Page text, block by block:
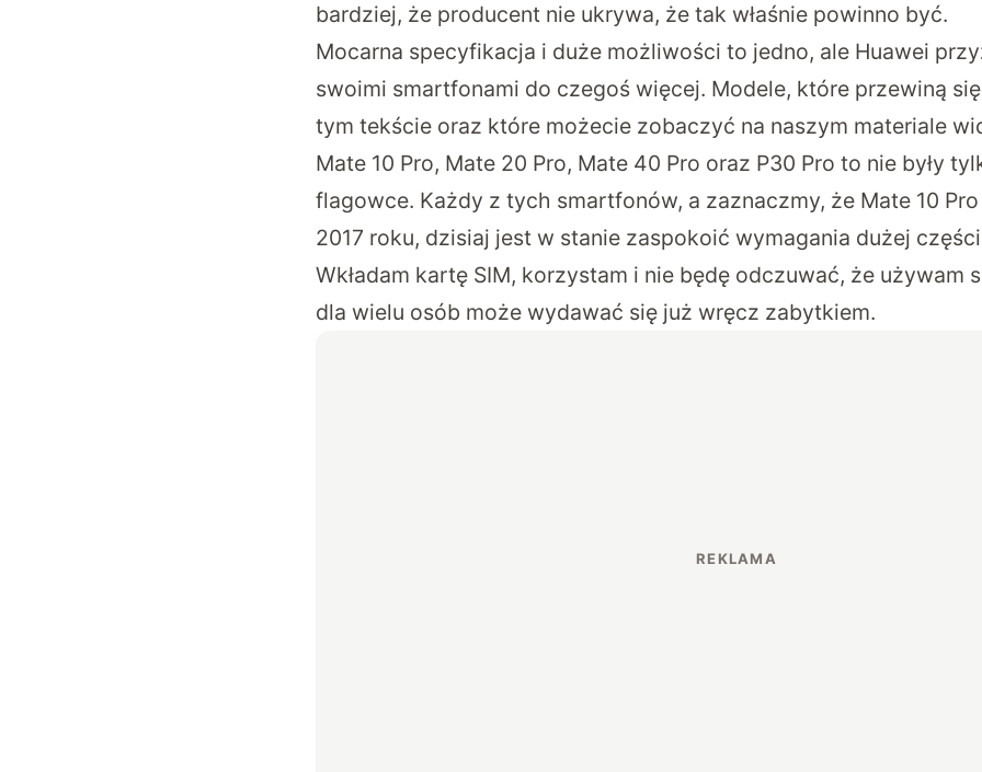
bardziej, że producent nie ukrywa, że tak właśnie powinno być.
Mocarna specyfikacja i duże możliwości to jedno, ale Huawei
swoimi smartfonami do czegoś więcej. Modele, które przewiną
tym tekście oraz które możecie zobaczyć na naszym materiale
Mate 10 Pro, Mate 20 Pro, Mate 40 Pro oraz P30 Pro to nie były
flagowce. Każdy z tych smartfonów, a zaznaczmy, że Mate 10
2017 roku, dzisiaj jest w stanie zaspokoić wymagania dużej
Wkładam kartę SIM, korzystam i nie będę odczuwać, że używam
dla wielu osób może wydawać się już wręcz zabytkiem.